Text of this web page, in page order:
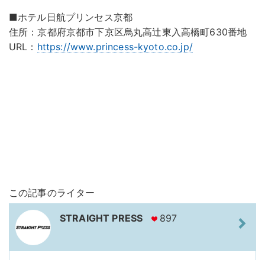
■ホテル日航プリンセス京都
住所：京都府京都市下京区烏丸高辻東入高橋町630番地
URL： https://www.princess-kyoto.co.jp/
この記事のライター
STRAIGHT PRESS 897